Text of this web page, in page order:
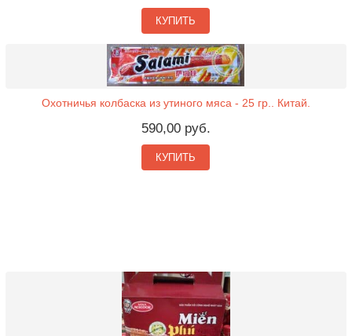
КУПИТЬ
Охотничья колбаска из утиного мяса - 25 гр.. Китай.
590,00 руб.
КУПИТЬ